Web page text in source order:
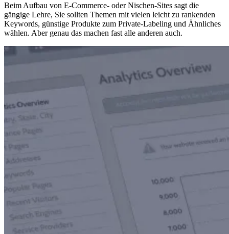
Beim Aufbau von E-Commerce- oder Nischen-Sites sagt die
gängige Lehre, Sie sollten Themen mit vielen leicht zu rankenden
Keywords, günstige Produkte zum Private-Labeling und Ähnliches
wählen. Aber genau das machen fast alle anderen auch.